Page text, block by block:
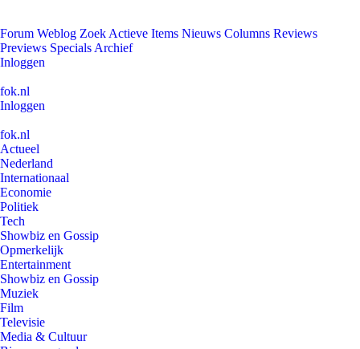
Forum Weblog Zoek Actieve Items Nieuws Columns Reviews
Previews Specials Archief
Inloggen
fok.nl
Inloggen
fok.nl
Actueel
Nederland
Internationaal
Economie
Politiek
Tech
Showbiz en Gossip
Opmerkelijk
Entertainment
Showbiz en Gossip
Muziek
Film
Televisie
Media & Cultuur